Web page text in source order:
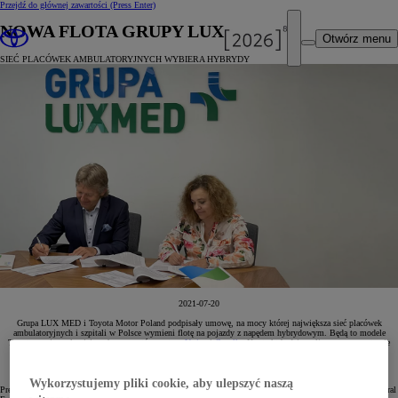
Przejdź do głównej zawartości (Press Enter)
Otwórz menu
NOWA FLOTA GRUPY LUX MED
SIEĆ PLACÓWEK AMBULATORYJNYCH WYBIERA HYBRYDY
2021-07-20
Grupa LUX MED i Toyota Motor Poland podpisały umowę, na mocy której największa sieć placówek
ambulatoryjnych i szpitali w Polsce wymieni flotę na pojazdy z napędem hybrydowym. Będą to modele
Toyoty z najpopularniejszych segmentów, w tymYarisyiCorolle. Kontrakt będzie realizowany w systemie
Prezes Grupy LUX MED Anna Rulkiewicz i dr Jacek Pawlak, prezydent Toyota Motor Poland i Toyota Central
Wykorzystujemy pliki cookie, aby ulepszyć naszą